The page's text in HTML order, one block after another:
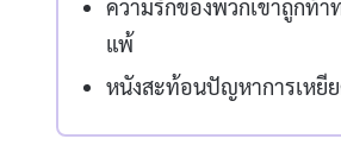
ความรักของพวกเขาถูกท้า
แพ้
หนังสะท้อนปัญหาการเหยี